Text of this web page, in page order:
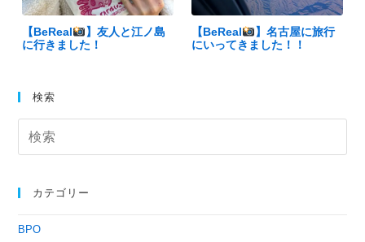
【BeReal
】友人と江ノ島
に行きました！
【BeReal
】名古屋に旅行
にいってきました！！
検索
カテゴリー
BPO